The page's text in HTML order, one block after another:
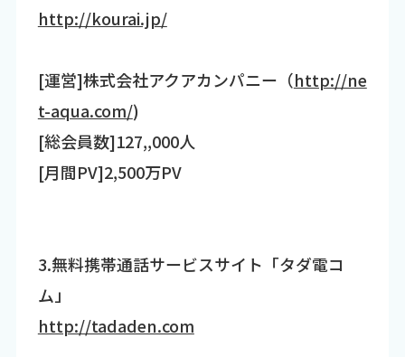
http://kourai.jp/
[運営]株式会社アクアカンパニー（http://ne
t-aqua.com/)
[総会員数]127,,000人
[月間PV]2,500万PV
3.無料携帯通話サービスサイト「タダ電コ
ム」
http://tadaden.com